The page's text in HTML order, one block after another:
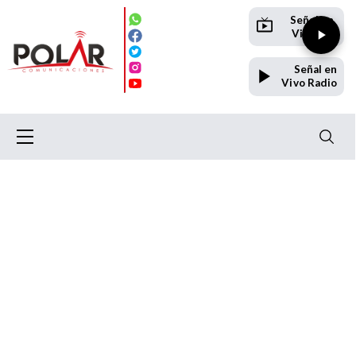
Señal en
Vivo TV
Señal en
Vivo Radio